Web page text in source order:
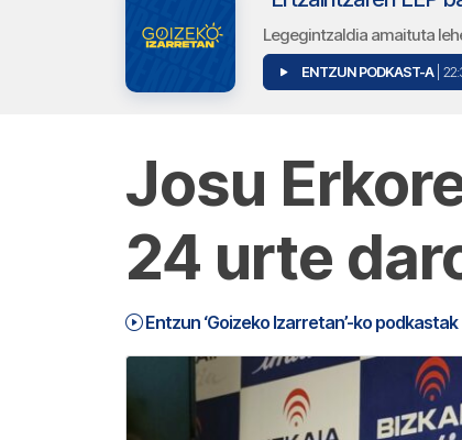
Legegintzaldia amaituta
ENTZUN PODKAST-A |
Josu
24 urte
Entzun ‘Goizeko Izarretan’-ko podkastak